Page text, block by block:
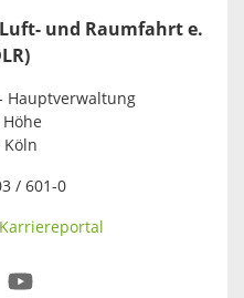
und Raumfahrt e.
Hauptverwaltung
Köln
/ 601-0
Karriereportal